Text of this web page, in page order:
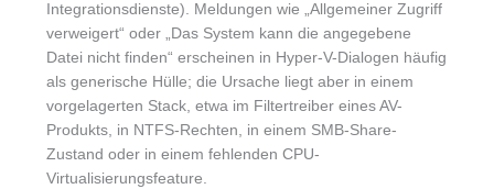
Integrationsdienste). Meldungen wie „Allgemeiner Zugriff
verweigert“ oder „Das System kann die angegebene
Datei nicht finden“ erscheinen in Hyper-V-Dialogen häufig
als generische Hülle; die Ursache liegt aber in einem
vorgelagerten Stack, etwa im Filtertreiber eines AV-
Produkts, in NTFS-Rechten, in einem SMB-Share-
Zustand oder in einem fehlenden CPU-
Virtualisierungsfeature.